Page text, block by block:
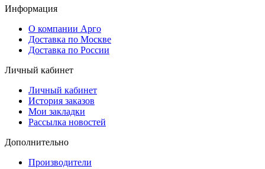
Информация
О компании Арго
Доставка по Москве
Доставка по России
Личный кабинет
Личный кабинет
История заказов
Мои закладки
Рассылка новостей
Дополнительно
Производители